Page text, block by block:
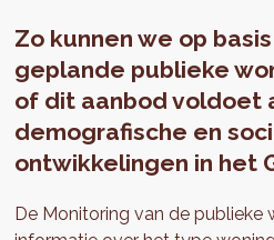
Zo kunnen we op
geplande publieke
of dit aanbod voldoet
demografische en
ontwikkelingen in het
De Monitoring van de publieke